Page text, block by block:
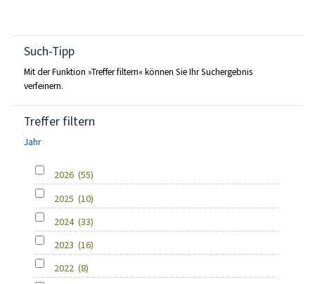
Such-Tipp
Mit der Funktion »Treffer filtern« können Sie Ihr Suchergebnis
verfeinern.
Treffer filtern
Jahr
2026 (55)
2025 (10)
2024 (33)
2023 (16)
2022 (8)